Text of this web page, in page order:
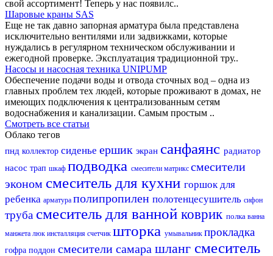
свой ассортимент! Теперь у нас появилс..
Шаровые краны SAS
Еще не так давно запорная арматура была представлена
исключительно вентилями или задвижками, которые
нуждались в регулярном техническом обслуживании и
ежегодной проверке. Эксплуатация традиционной тру..
Насосы и насосная техника UNIPUMP
Обеспечение подачи воды и отвода сточных вод – одна из
главных проблем тех людей, которые проживают в домах, не
имеющих подключения к централизованным сетям
водоснабжения и канализации. Самым простым ..
Смотреть все статьи
Облако тегов
пнд коллектор сиденье ершик экран санфаянс радиатор
насос трап шкаф подводка смесители матрикс смесители
эконом смеситель для кухни горшок для
ребенка арматура полипропилен полотенцесушитель сифон
труба смеситель для ванной коврик полка ванна
манжета люк инсталляция счетчик шторка умывальник прокладка
гофра поддон смесители самара шланг смеситель